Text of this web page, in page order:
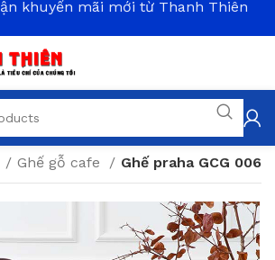
Ghế gỗ cafe Ghế praha GCG 006
khuyến mãi mới từ Thanh Thiên